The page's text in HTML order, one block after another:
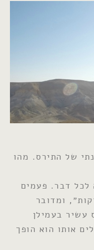
של התירס. מהו
לכל דבר. פעמים
ומדובר
עשיר בעמילן
אותו הוא הופך